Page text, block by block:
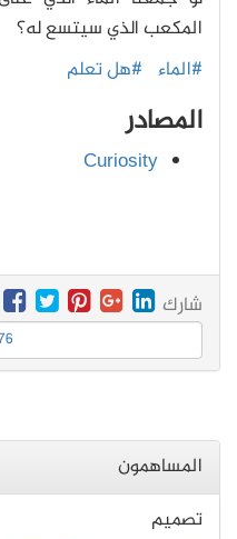
المكعب الذي سيتسع له؟
#الماء #هل تعلم
المصادر
Curiosity
شارك
المساهمون
تصميم